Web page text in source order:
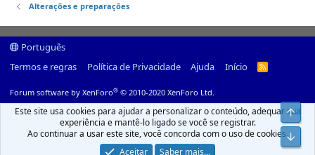
Alterações e preparações
Português
Termos e regras
Política de Privacidade Ajuda Início
R
Forum software by XenForo® © 2010-2020 XenForo Ltd.
Este site usa cookies para ajudar a personalizar o conteúdo, adequar sua
experiência e mantê-lo ligado se você se registrar.
Ao continuar a usar este site, você concorda com o uso de cookies.
Aceitar
Saber mais...
Top